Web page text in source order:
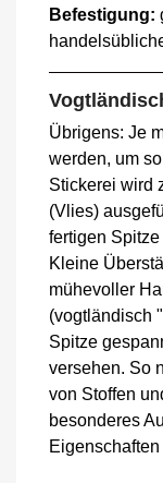
Befestigung:
Übrigens: Je
werden, um
Stickerei wird
(Vlies)
fertigen
Kleine
mühevoller
(vogtländisch
Spitze
versehen. So
von Stoffen
besonderes